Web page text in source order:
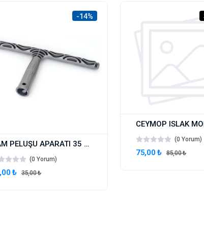
-14%
CAM PELUŞU APARATI 35 CM
(0 Yorum)
₺ 35,00 ₺
(0 Yorum)
75,00 ₺ 85,00 ₺